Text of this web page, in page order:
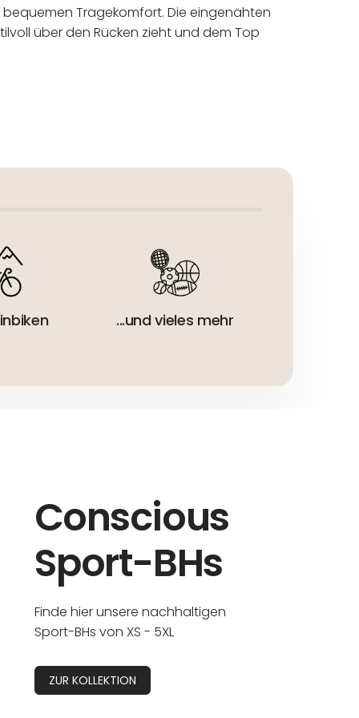
Tragekomfort. Die eingenähten
über den Rücken zieht und dem Top
...und vieles mehr
Conscious
Sport-BHs
Finde hier unsere nachhaltigen
Sport-BHs von XS - 5XL
ZUR KOLLEKTION